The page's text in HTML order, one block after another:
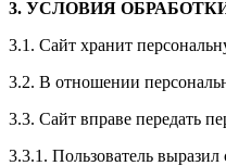
3. УСЛОВИЯ
3.1. Сайт хранит
3.2. В отношении
3.3. Сайт вправе передать
3.3.1. Пользователь выразил